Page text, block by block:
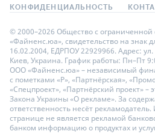
КОНФИДЕНЦИАЛЬНОСТЬ
© 2000–2026 Общество с ограниченной
«Файненс.юа», свидетельство на знак
16.02.2004, ЕДРПОУ 22929966. Адрес:
Киев, Украина. График работы: Пн–Пт
ООО «Файненс.юа» – независимый
с пометками «Р», «Партнёрская»,
«Спецпроект», «Партнёрский проект»
Закона Украины «О рекламе». За
ответственность несёт
странице не является рекламой
банком информацию о продуктах и